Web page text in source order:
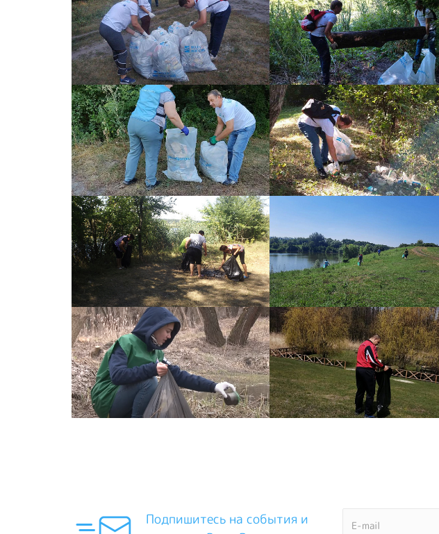
Подпишитесь на события и